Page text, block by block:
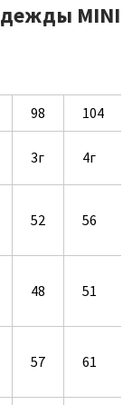
MINI
98
104
3г 4г
52 56
48 51
57 61